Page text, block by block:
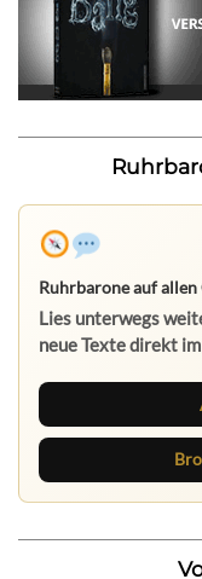
Ruhrbarone auf allen
Lies unterwegs
neue Texte direkt